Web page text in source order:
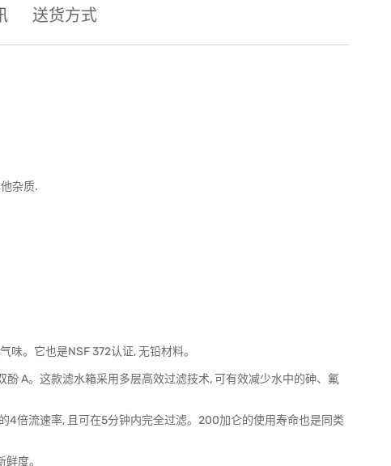
送货方式
杂质.
。它也是NSF 372认证, 无铅材料。
A。这款滤水箱采用多层高效过滤技术, 可有效减少水中的砷、氟
4倍流速率, 且可在5分钟内完全过滤。200加仑的使用寿命也是同类
度。